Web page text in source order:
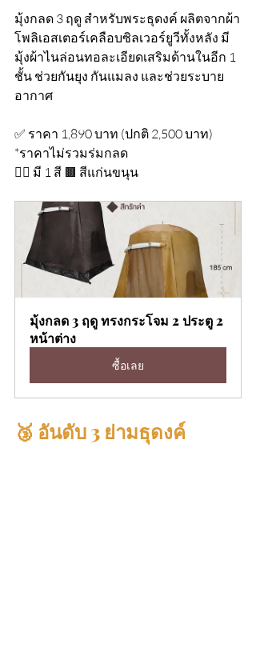
มุ้งกลด 3 ฤดู สำหรับพระธุดงค์ ผลิตจากผ้า
โพลิเอสเตอร์เคลือบซิลเวอร์ยูวีทั้งหลัง มี
มุ้งผ้าไนล่อนทอละเอียดเสริมด้านในอีก 1
ชั้น ช่วยกันยุง กันแมลง และช่วยระบาย
อากาศ
✅ ราคา 1,890 บาท (ปกติ 2,500 บาท)
*ราคาไม่รวมร่มกลด
👉🏻 มี 1 สี 🟫 สีแก่นขนุน
มุ้งกลด 3 ฤดู ทรงกระโจม 2 ประตู 2
หน้าต่าง
ซื้อเลย
🥉 อันดับ 3 ย่ามธุดงค์